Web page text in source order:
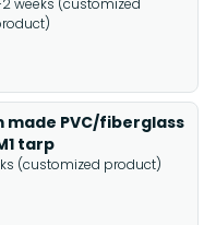
2 weeks (customized
made PVC/fiberglass
tarp
(customized product)